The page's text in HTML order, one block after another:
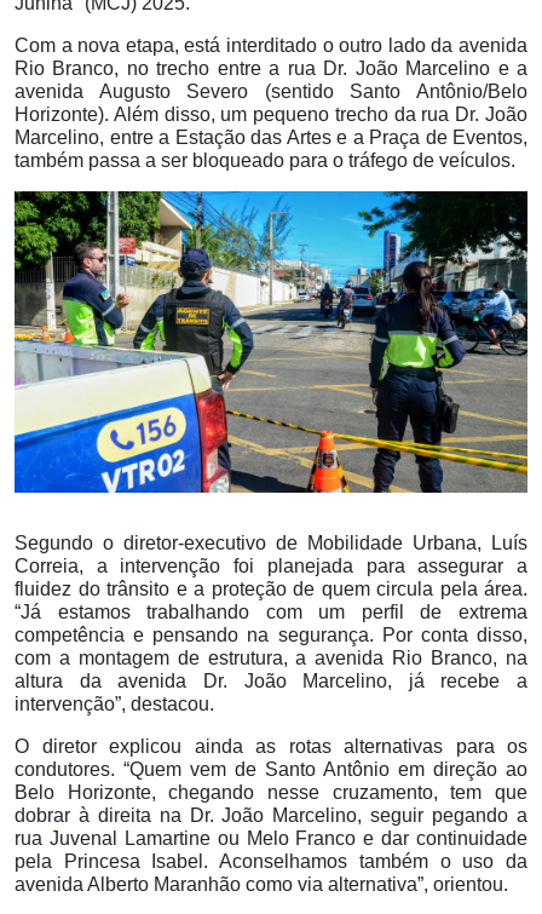
Com a nova etapa, está interditado o outro lado da avenida
Rio Branco, no trecho entre a rua Dr. João Marcelino e a
avenida Augusto Severo (sentido Santo Antônio/Belo
Horizonte). Além disso, um pequeno trecho da rua Dr. João
Marcelino, entre a Estação das Artes e a Praça de Eventos,
também passa a ser bloqueado para o tráfego de veículos.
Segundo o diretor-executivo de Mobilidade Urbana, Luís
Correia, a intervenção foi planejada para assegurar a
fluidez do trânsito e a proteção de quem circula pela área.
“Já estamos trabalhando com um perfil de extrema
competência e pensando na segurança. Por conta disso,
com a montagem de estrutura, a avenida Rio Branco, na
altura da avenida Dr. João Marcelino, já recebe a
intervenção”, destacou.
O diretor explicou ainda as rotas alternativas para os
condutores. “Quem vem de Santo Antônio em direção ao
Belo Horizonte, chegando nesse cruzamento, tem que
dobrar à direita na Dr. João Marcelino, seguir pegando a
rua Juvenal Lamartine ou Melo Franco e dar continuidade
pela Princesa Isabel. Aconselhamos também o uso da
avenida Alberto Maranhão como via alternativa”, orientou.